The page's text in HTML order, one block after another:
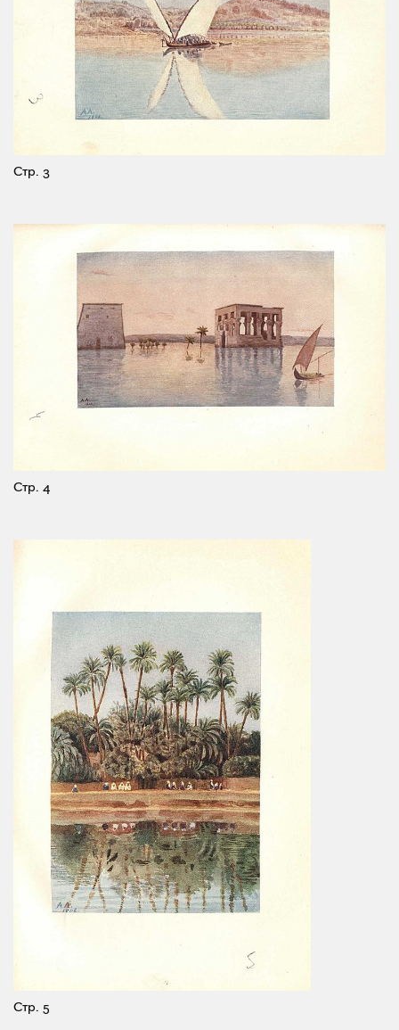
Стр. 3
Стр. 4
Стр. 5